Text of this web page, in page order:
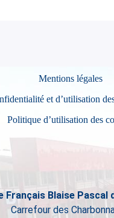
Mentions légales
et d’utilisation
Politique d’utilisation des
Français Blaise Pascal
Carrefour des